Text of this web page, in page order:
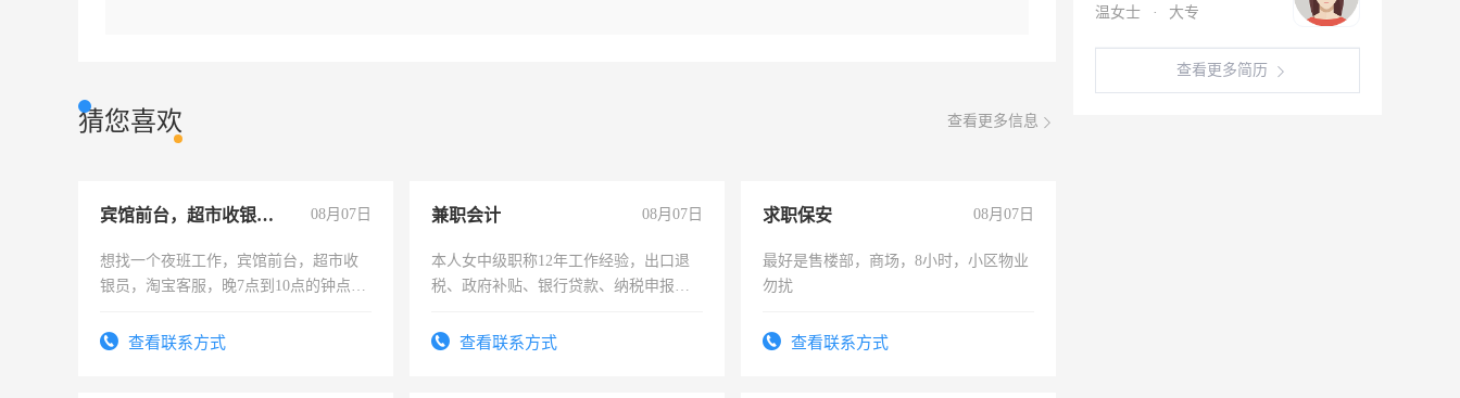
猜您喜欢 查看更多信息
宾馆前台，超市收银员，淘宝客服 08月07日
想找一个夜班工作，宾馆前台，超市收
银员，淘宝客服，晚7点到10点的钟点
号同微信查看联系方式
兼职会计 08月07日
本人女中级职称12年工作经验，出口退
税、政府补贴、银行贷款、纳税申报、
务，财务咨询等业务。欲求兼职会计工
查看联系方式
求职保安 08月07日
最好是售楼部，商场，8小时，小区物业
勿扰
查看联系方式
温女士 · 大专
查看更多简历